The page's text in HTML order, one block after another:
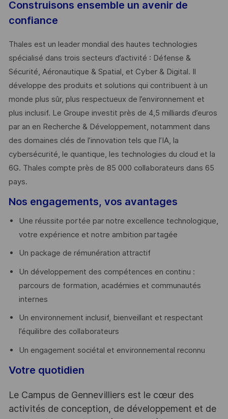
Construisons ensemble un avenir de
confiance
Thales est un leader mondial des hautes technologies
spécialisé dans trois secteurs d’activité : Défense &
Sécurité, Aéronautique & Spatial, et Cyber & Digital. Il
développe des produits et solutions qui contribuent à un
monde plus sûr, plus respectueux de l’environnement et
plus inclusif. Le Groupe investit près de 4,5 milliards d’euros
par an en Recherche & Développement, notamment dans
des domaines clés de l’innovation tels que l’IA, la
cybersécurité, le quantique, les technologies du cloud et la
6G. Thales compte près de 85 000 collaborateurs dans 65
pays. ​
Nos engagements, vos avantages
Une réussite portée par notre excellence technologique,
votre expérience et notre ambition partagée
Un package de rémunération attractif
Un développement des compétences en continu :
parcours de formation, académies et communautés
internes
Un environnement inclusif, bienveillant et respectant
l’équilibre des collaborateurs
Un engagement sociétal et environnemental reconnu
Votre quotidien
Le Campus de Gennevilliers est le cœur des
activités de conception, de développement et de